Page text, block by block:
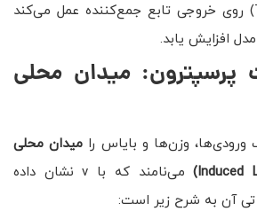
Transformation) روی خروجی تابع جمع‌کننده عمل می‌کند
افزایش یابد.
پرسپترون: میدان محلی
وزن‌ها و بایاس را میدان محلی
می‌نامند که با v نشان داده
آن به شرح زیر است: